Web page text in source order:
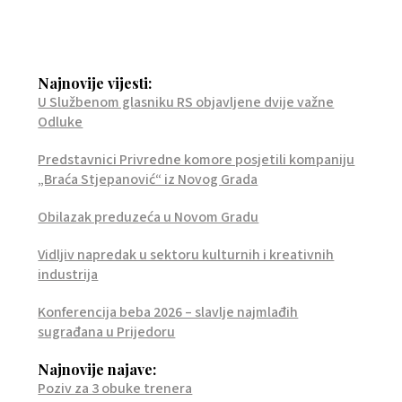
Najnovije vijesti:
U Službenom glasniku RS objavljene dvije važne
Odluke
Predstavnici Privredne komore posjetili kompaniju
„Braća Stjepanović“ iz Novog Grada
Obilazak preduzeća u Novom Gradu
Vidljiv napredak u sektoru kulturnih i kreativnih
industrija
Konferencija beba 2026 – slavlje najmlađih
sugrađana u Prijedoru
Najnovije najave:
Poziv za 3 obuke trenera